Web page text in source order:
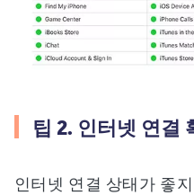
팁 2. 인터넷 연결
인터넷 연결 상태가 좋